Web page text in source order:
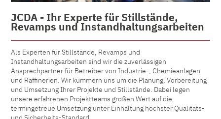
JCDA - Ihr Experte für Stillstände,
Revamps und Instandhaltungsarbeiten
Als Experten für Stillstände, Revamps und
Instandhaltungsarbeiten sind wir die zuverlässigen
Ansprechpartner für Betreiber von Industrie-, Chemieanlagen
und Raffinerien. Wir kümmern uns um die Planung, Vorbereitung
und Umsetzung Ihrer Projekte und Stillstände. Dabei legen
unsere erfahrenen Projektteams großen Wert auf die
termingetreue Umsetzung unter Einhaltung höchster Qualitäts-